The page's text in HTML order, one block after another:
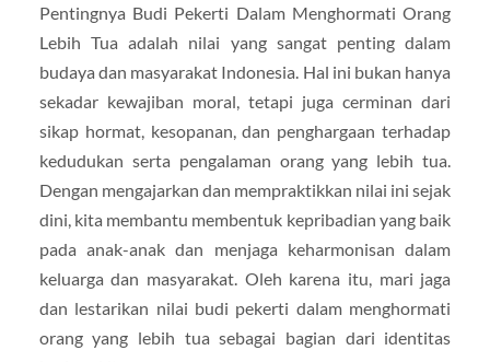
Pentingnya Budi Pekerti Dalam Menghormati Orang
Lebih Tua adalah nilai yang sangat penting dalam
budaya dan masyarakat Indonesia. Hal ini bukan hanya
sekadar kewajiban moral, tetapi juga cerminan dari
sikap hormat, kesopanan, dan penghargaan terhadap
kedudukan serta pengalaman orang yang lebih tua.
Dengan mengajarkan dan mempraktikkan nilai ini sejak
dini, kita membantu membentuk kepribadian yang baik
pada anak-anak dan menjaga keharmonisan dalam
keluarga dan masyarakat. Oleh karena itu, mari jaga
dan lestarikan nilai budi pekerti dalam menghormati
orang yang lebih tua sebagai bagian dari identitas